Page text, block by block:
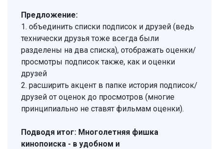
Предложение:
1. объединить списки подписок и друзей (ведь
технически друзья тоже всегда были
разделены на два списка), отображать оценки/
просмотры подписок также, как и оценки
друзей
2. расширить акцент в папке история подписок/
друзей от оценок до просмотров (многие
принципиально не ставят фильмам оценки).
Подводя итог: Многолетняя фишка
кинопоиска - в удобном и